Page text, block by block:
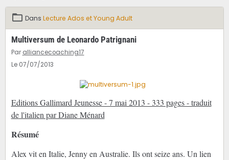
Dans Lecture Ados et Young Adult
Multiversum de Leonardo Patrignani
Par alliancecoaching17
Le 07/07/2013
Editions Gallimard Jeunesse - 7 mai 2013 - 333 pages - traduit
de l'italien par Diane Ménard
Résumé
Alex vit en Italie, Jenny en Australie. Ils ont seize ans. Un lien